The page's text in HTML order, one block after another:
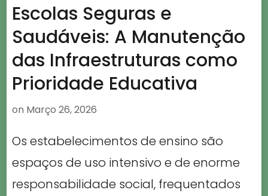
Escolas Seguras e
Saudáveis: A Manutenção
das Infraestruturas como
Prioridade Educativa
on Março 26, 2026
Os estabelecimentos de ensino são
espaços de uso intensivo e de enorme
responsabilidade social, frequentados